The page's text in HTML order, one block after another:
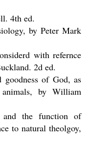
4th ed.
by Peter Mark
with refernce
2d ed.
of God, as
by William
and the function of
to natural theolgoy,